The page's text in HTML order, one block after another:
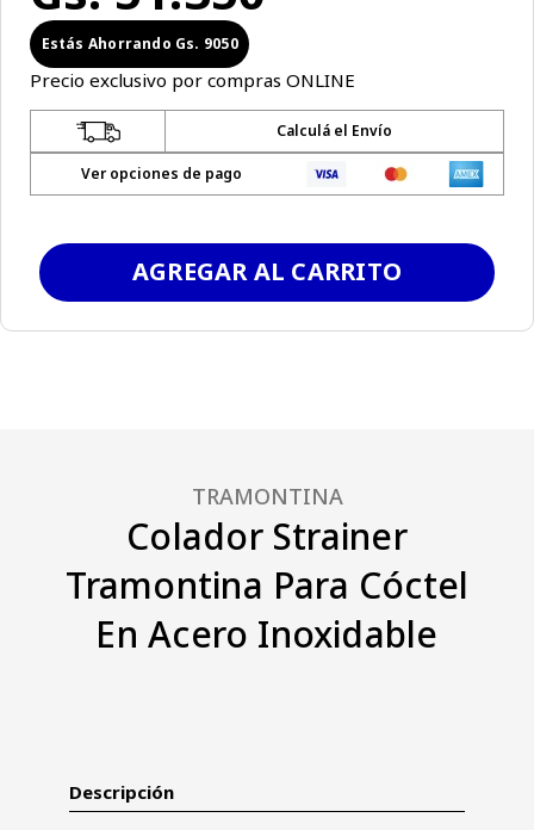
Gs. 9050
Precio exclusivo por compras ONLINE
Calculá el Envío
Ver opciones de pago
AGREGAR AL CARRITO
TRAMONTINA
Colador Strainer
Tramontina Para Cóctel
En Acero Inoxidable
Descripción